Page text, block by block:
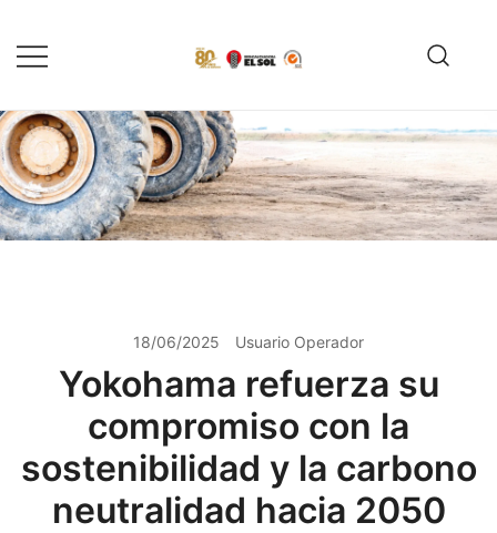
contenido
Reencauche de llantas con
Calidad ISO 9001
reencauche de llantas con garantía
ISO 9001
18/06/2025 Usuario Operador
Yokohama refuerza su
compromiso con la
sostenibilidad y la carbono
neutralidad hacia 2050